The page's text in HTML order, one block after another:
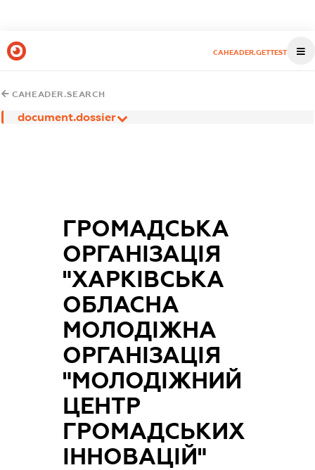
CAHEADER.GETTEST
CAHEADER.SEARCH
document.dossier
ГРОМАДСЬКА
ОРГАНІЗАЦІЯ
"ХАРКІВСЬКА
ОБЛАСНА
МОЛОДІЖНА
ОРГАНІЗАЦІЯ
"МОЛОДІЖНИЙ
ЦЕНТР
ГРОМАДСЬКИХ
ІННОВАЦІЙ"